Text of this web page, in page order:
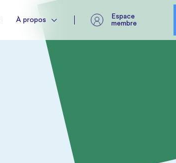
À propos
Espace
membre